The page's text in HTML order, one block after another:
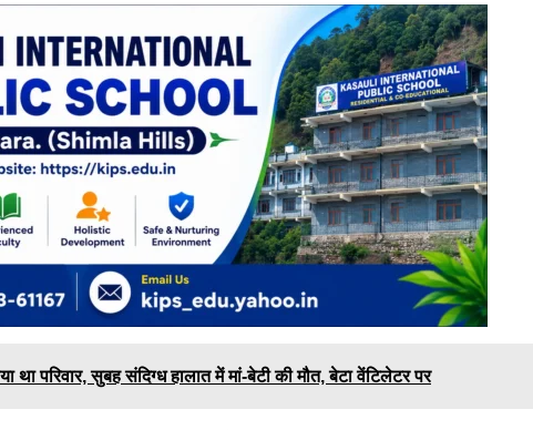
परिवार, सुबह संदिग्ध हालात में मां-बेटी की मौत, बेटा वेंटिलेटर पर